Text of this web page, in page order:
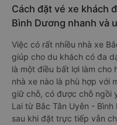
Cách đặt vé xe khách
Bình Dương nhanh và
Việc có rất nhiều nhà xe
giúp cho du khách có đa
là một điều bất lợi làm cho
nhà xe nào là phù hợp với
giữ chỗ, có được chỗ ngồi
Lai từ Bắc Tân Uyên -
sau khi đặt trực tiếp vẫn